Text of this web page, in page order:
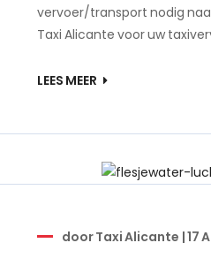
vervoer/transport nodig
Taxi Alicante voor uw
LEES MEER
doorTaxi Alicante |17